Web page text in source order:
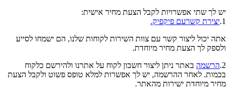
יש לך שתי אפשרויות לקבל הצעת מחיר אישית:
1. יצירת קשרעם פיקפיק.
אתה יכול ליצור קשר עם צוות השירות לקוחות שלנו, הם ישמחו לסייע
ולספק לך הצעת מחיר מיוחדת.
2. הרשמה באתר ניתן ליצור חשבון לקוח על אתרנו ולהירשם כלקוח
בכמות. לאחר ההרשמה, יש לך אפשרות למלא טופס פשוט ולקבל הצעת
מחיר מיוחדת ישירות מהאתר.